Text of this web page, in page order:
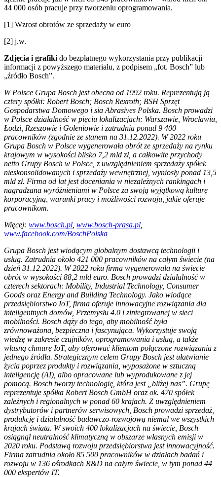
44 000 osób pracuje przy tworzeniu oprogramowania.
[1] Wzrost obrotów ze sprzedaży w euro
[2] j.w.
Zdjęcia i grafiki do bezpłatnego wykorzystania przy publikacji
informacji z powyższego materiału, z podpisem „fot. Bosch” lub
„źródło Bosch”.
W Polsce Grupa Bosch jest obecna od 1992 roku. Reprezentują ją
cztery spółki: Robert Bosch; Bosch Rexroth; BSH Sprzęt
Gospodarstwa Domowego i sia Abrasives Polska. Bosch prowadzi
w Polsce działalność w pięciu lokalizacjach: Warszawie, Wrocławiu,
Łodzi, Rzeszowie i Goleniowie i zatrudnia ponad 9 400
pracowników (zgodnie ze stanem na 31.12.2022). W 2022 roku
Grupa Bosch w Polsce wygenerowała obrót ze sprzedaży na rynku
krajowym w wysokości blisko 7,2 mld zł, a całkowite przychody
netto Grupy Bosch w Polsce, z uwzględnieniem sprzedaży spółek
nieskonsolidowanych i sprzedaży wewnętrznej, wyniosły ponad 13,5
mld zł. Firma od lat jest doceniania w niezależnych rankingach i
nagradzana wyróżnieniami w Polsce za swoją wyjątkową kulturę
korporacyjną, warunki pracy i możliwości rozwoju, jakie oferuje
pracownikom.
Więcej: www.bosch.pl www.bosch-prasa.pl
www.facebook.com/BoschPolska
Grupa Bosch jest wiodącym globalnym dostawcą technologii i
usług. Zatrudnia około 421 000 pracowników na całym świecie (na
dzień 31.12.2022). W 2022 roku firma wygenerowała na świecie
obrót w wysokości 88,2 mld euro. Bosch prowadzi działalność w
czterech sektorach: Mobility, Industrial Technology, Consumer
Goods oraz Energy and Building Technology. Jako wiodące
przedsiębiorstwo IoT, firma oferuje innowacyjne rozwiązania dla
inteligentnych domów, Przemysłu 4.0 i zintegrowanej w sieci
mobilności. Bosch dąży do tego, aby mobilność była
zrównoważona, bezpieczna i fascynująca. Wykorzystuje swoją
wiedzę w zakresie czujników, oprogramowania i usług, a także
własną chmurę IoT, aby oferować klientom połączone rozwiązania z
jednego źródła. Strategicznym celem Grupy Bosch jest ułatwianie
życia poprzez produkty i rozwiązania, wyposażone w sztuczną
inteligencję (AI), albo opracowane lub wyprodukowane z jej
pomocą. Bosch tworzy technologię, która jest „bliżej nas”. Grupę
reprezentuje spółka Robert Bosch GmbH oraz ok. 470 spółek
zależnych i regionalnych w ponad 60 krajach. Z uwzględnieniem
dystrybutorów i partnerów serwisowych, Bosch prowadzi sprzedaż,
produkcję i działalność badawczo-rozwojową niemal we wszystkich
krajach świata. W swoich 400 lokalizacjach na świecie, Bosch
osiągnął neutralność klimatyczną w obszarze własnych emisji w
2020 roku. Podstawą rozwoju przedsiębiorstwa jest innowacyjność.
Firma zatrudnia około 85 500 pracowników w działach badań i
rozwoju w 136 ośrodkach R&D na całym świecie, w tym ponad 44
000 ekspertów IT.